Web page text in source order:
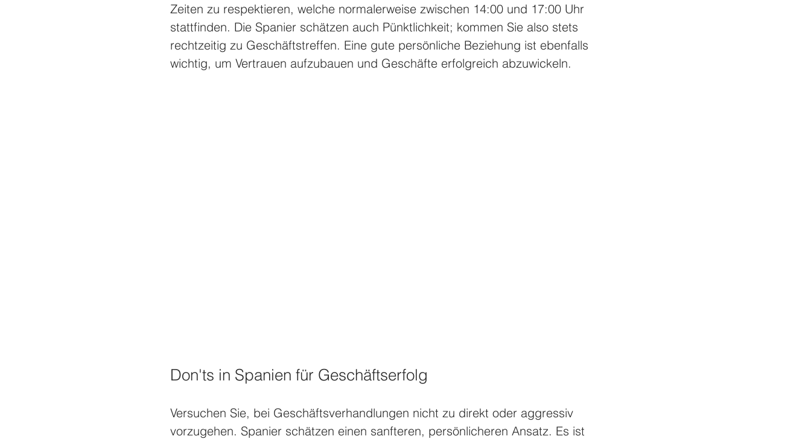
Zeiten zu respektieren, welche normalerweise zwischen 14:00 und 17:00 Uhr
stattfinden. Die Spanier schätzen auch Pünktlichkeit; kommen Sie also stets
rechtzeitig zu Geschäftstreffen. Eine gute persönliche Beziehung ist ebenfalls
wichtig, um Vertrauen aufzubauen und Geschäfte erfolgreich abzuwickeln.
Don'ts in Spanien für Geschäftserfolg
Versuchen Sie, bei Geschäftsverhandlungen nicht zu direkt oder aggressiv
vorzugehen. Spanier schätzen einen sanfteren, persönlicheren Ansatz. Es ist